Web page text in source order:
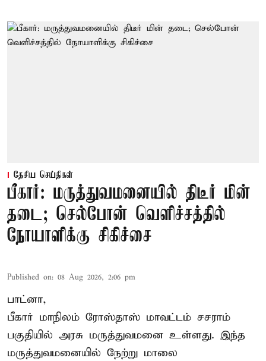
தேசிய செய்திகள்
பீகார்: மருத்துவமனையில் திடீர் மின்
தடை; செல்போன் வெளிச்சத்தில்
நோயாளிக்கு சிகிச்சை
Published on: 08 Aug 2026, 2:06 pm
பாட்னா,
பீகார் மாநிலம் ரோஸ்தாஸ் மாவட்டம் சசராம்
பகுதியில் அரசு மருத்துவமனை உள்ளது. இந்த
மருத்துவமனையில் நேற்று மாலை